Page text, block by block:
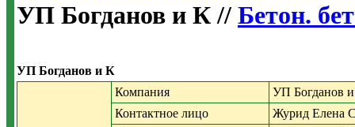
УП Богданов и К // Бетон.
УП Богданов и К
Компания
УП Богданов
Контактное лицо
Журид Елена